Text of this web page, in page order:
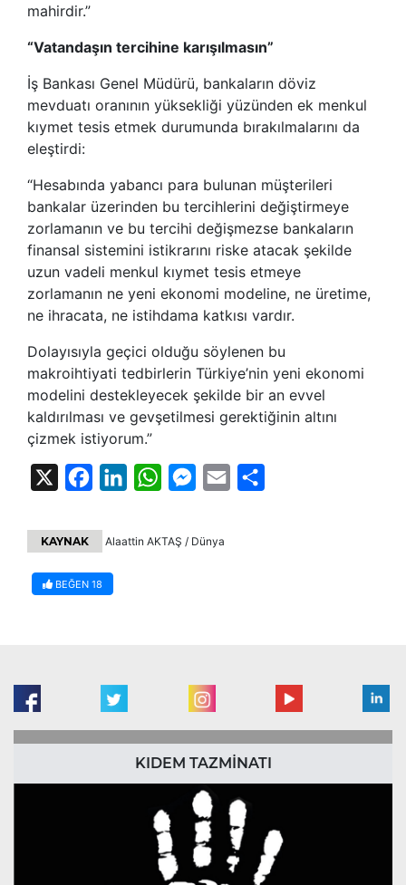
mahirdir.”
“Vatandaşın tercihine karışılmasın”
İş Bankası Genel Müdürü, bankaların döviz
mevduatı oranının yüksekliği yüzünden ek menkul
kıymet tesis etmek durumunda bırakılmalarını da
eleştirdi:
“Hesabında yabancı para bulunan müşterileri
bankalar üzerinden bu tercihlerini değiştirmeye
zorlamanın ve bu tercihi değişmezse bankaların
finansal sistemini istikrarını riske atacak şekilde
uzun vadeli menkul kıymet tesis etmeye
zorlamanın ne yeni ekonomi modeline, ne üretime,
ne ihracata, ne istihdama katkısı vardır.
Dolayısıyla geçici olduğu söylenen bu
makroihtiyati tedbirlerin Türkiye’nin yeni ekonomi
modelini destekleyecek şekilde bir an evvel
kaldırılması ve gevşetilmesi gerektiğinin altını
çizmek istiyorum.”
FacebookLinkedInWhatsAppMessenger
Email
KAYNAK Alaattin AKTAŞ / Dünya
BEĞEN 18
KIDEM TAZMİNATI